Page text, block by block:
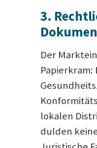
3.
Der
lokalen
dulden